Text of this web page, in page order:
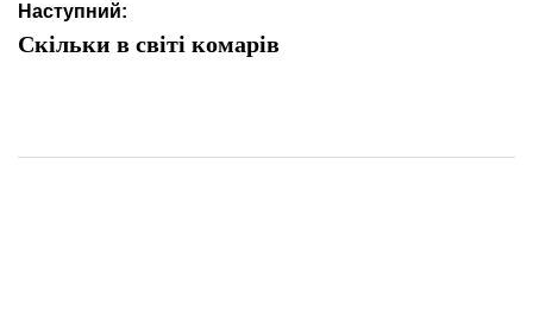
Наступний:
Скільки в світі комарів